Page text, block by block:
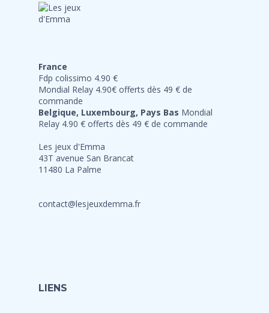
France
Fdp colissimo 4.90 €
Mondial Relay 4.90€ offerts dès 49 € de
commande
Belgique, Luxembourg, Pays Bas Mondial
Relay 4.90 € offerts dès 49 € de commande
Les jeux d'Emma
43T avenue San Brancat
11480 La Palme
contact@lesjeuxdemma.fr
LIENS